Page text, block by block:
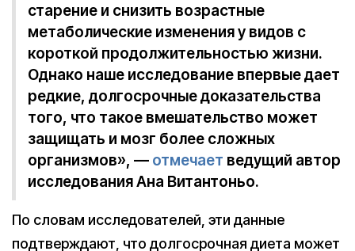
старение и снизить возрастные
метаболические изменения у видов с
короткой продолжительностью жизни.
Однако наше исследование впервые дает
редкие, долгосрочные доказательства
того, что такое вмешательство может
защищать и мозг более сложных
организмов», — отмечает ведущий автор
исследования Ана Витантоньо.
По словам исследователей, эти данные
подтверждают, что долгосрочная диета может